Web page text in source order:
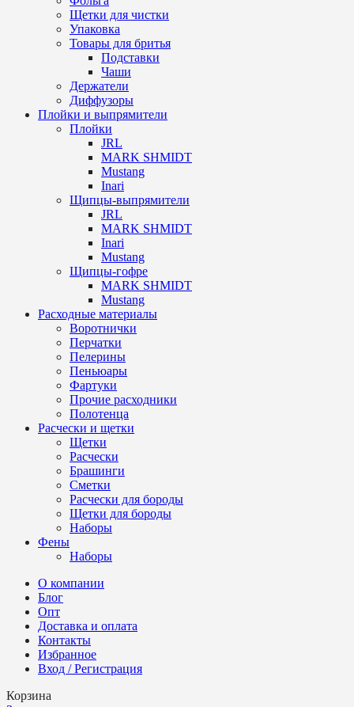
Щетки для чистки
Упаковка
Товары для бритья
Подставки
Чаши
Держатели
Диффузоры
Плойки и выпрямители
Плойки
JRL
MARK SHMIDT
Mustang
Inari
Щипцы-выпрямители
JRL
MARK SHMIDT
Inari
Mustang
Щипцы-гофре
MARK SHMIDT
Mustang
Расходные материалы
Воротнички
Перчатки
Пелерины
Пеньюары
Фартуки
Прочие расходники
Полотенца
Расчески и щетки
Щетки
Расчески
Брашинги
Сметки
Расчески для бороды
Щетки для бороды
Наборы
Фены
Наборы
О компании
Блог
Опт
Доставка и оплата
Контакты
Избранное
Вход / Регистрация
Корзина